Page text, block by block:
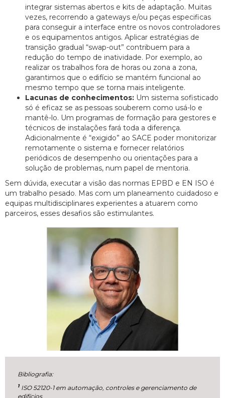
integrar sistemas abertos e kits de adaptação. Muitas
vezes, recorrendo a gateways e/ou peças especificas
para conseguir a interface entre os novos controladores
e os equipamentos antigos. Aplicar estratégias de
transição gradual “swap-out” contribuem para a
redução do tempo de inatividade. Por exemplo, ao
realizar os trabalhos fora de horas ou zona a zona,
garantimos que o edifício se mantém funcional ao
mesmo tempo que se torna mais inteligente.
Lacunas de conhecimentos: Um sistema sofisticado
só é eficaz se as pessoas souberem como usá-lo e
mantê-lo. Um programas de formação para gestores e
técnicos de instalações fará toda a diferença.
Adicionalmente é “exigido” ao SACE poder monitorizar
remotamente o sistema e fornecer relatórios
periódicos de desempenho ou orientações para a
solução de problemas, num papel de mentoria.
Sem dúvida, executar a visão das normas EPBD e EN ISO é
um trabalho pesado. Mas com um planeamento cuidadoso e
equipas multidisciplinares experientes a atuarem como
parceiros, esses desafios são estimulantes.
Bibliografia:
1ISO 52120-1 em automação, controles e gerenciamento de
edifícios